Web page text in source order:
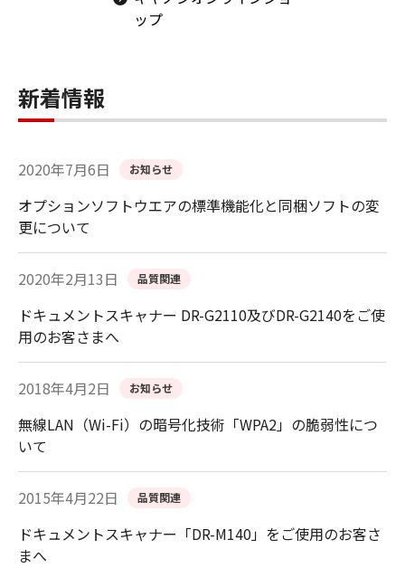
ップ
新着情報
2020年7月6日 お知らせ
オプションソフトウエアの標準機能化と同梱ソフトの変
更について
2020年2月13日 品質関連
ドキュメントスキャナー DR-G2110及びDR-G2140をご使
用のお客さまへ
2018年4月2日 お知らせ
無線LAN（Wi-Fi）の暗号化技術「WPA2」の脆弱性につ
いて
2015年4月22日 品質関連
ドキュメントスキャナー「DR-M140」をご使用のお客さ
まへ